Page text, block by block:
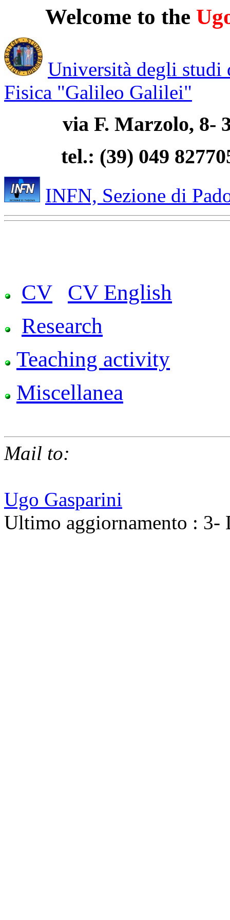
Welcome to the
Università degli studi
Fisica "Galileo Galilei"
via F. Marzolo, 8-
tel.: (39) 049
INFN, Sezione di
CV
CV English
Research
Teaching activity
Miscellanea
Mail to:
Ugo Gasparini
Ultimo aggiornamento : 3-